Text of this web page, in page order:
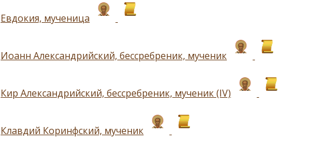
Евдокия, мученица
Иоанн Александрийский, бессребреник, мученик
Кир Александрийский, бессребреник, мученик (IV)
Клавдий Коринфский, мученик